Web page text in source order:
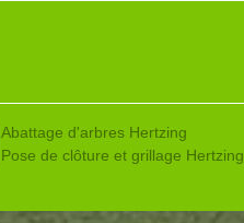
Abattage d'arbres Hertzing
Pose de clôture et grillage Hertzing